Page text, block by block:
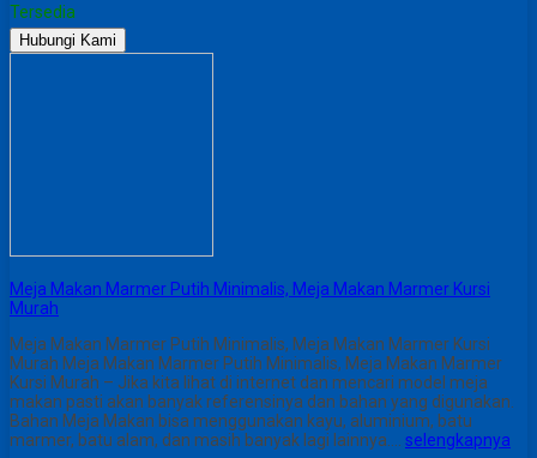
Tersedia
Hubungi Kami
Meja Makan Marmer Putih Minimalis, Meja Makan Marmer Kursi
Murah
Meja Makan Marmer Putih Minimalis, Meja Makan Marmer Kursi
Murah Meja Makan Marmer Putih Minimalis, Meja Makan Marmer
Kursi Murah – Jika kita lihat di internet dan mencari model meja
makan pasti akan banyak referensinya dan bahan yang digunakan.
Bahan Meja Makan bisa menggunakan kayu, aluminium, batu
marmer, batu alam, dan masih banyak lagi lainnya…. selengkapnya